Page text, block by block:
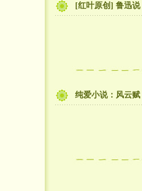
[红叶原创] 鲁迅
纯爱小说：风云